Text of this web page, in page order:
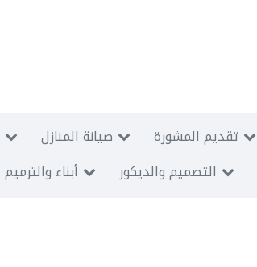
صيانة المنازل تقديم المشورة
أبناء والترميم التصميم والديكور